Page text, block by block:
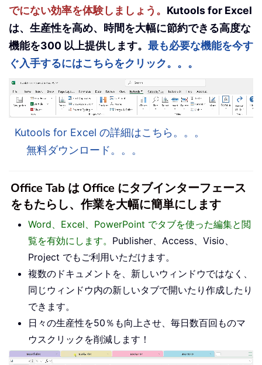
でにない効率を体験しましょう。 Kutools for Excel
は、生産性を高め、時間を大幅に節約できる高度な
機能を300 以上提供します。 最も必要な機能を今す
ぐ入手するにはこちらをクリック。。。
Kutools for Excel の詳細はこちら。。。
無料ダウンロード。。。
Office Tab は Office にタブインターフェース
をもたらし、作業を大幅に簡単にします
Word、Excel、PowerPoint でタブを使った編集と閲
覧を有効にします。 Publisher、Access、Visio、
Project でもご利用いただけます。
複数のドキュメントを、新しいウィンドウではなく、
同じウィンドウ内の新しいタブで開いたり作成したり
できます。
日々の生産性を50％も向上させ、毎日数百回ものマ
ウスクリックを削減します！